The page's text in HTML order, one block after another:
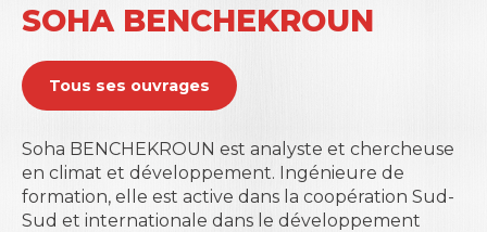
SOHA BENCHEKROUN
Tous ses ouvrages
Soha BENCHEKROUN est analyste et chercheuse
en climat et développement. Ingénieure de
formation, elle est active dans la coopération Sud-
Sud et internationale dans le développement